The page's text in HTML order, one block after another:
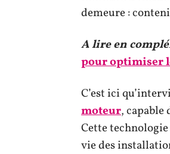
demeure :
A lire en
pour optimiser
C’est ici
moteur, capable
Cette
vie des